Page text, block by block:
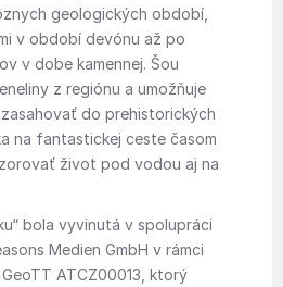
geologických období,
v období devónu až po
v dobe kamennej. Šou
z regiónu a umožňuje
do prehistorických
na fantastickej ceste časom
život pod vodou aj na
bola vyvinutá v spolupráci
Medien GmbH v rámci
ATCZ00013, ktorý